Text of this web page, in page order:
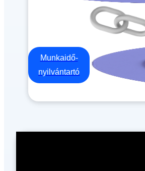
Munkaidő-
nyilvántartó